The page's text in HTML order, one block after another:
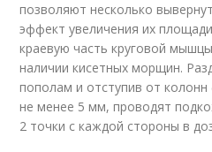
позволяют несколько
эффект увеличения их
краевую часть круговой
наличии кисетных морщин.
пополам и отступив от
не менее 5 мм, проводят
2 точки с каждой стороны в